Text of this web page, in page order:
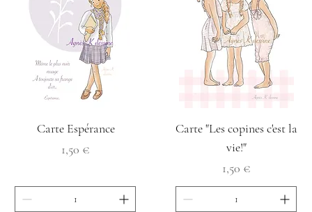
Carte Espérance
Prix
1,50 €
Carte "Les copines c'est la
vie!"
Prix
1,50 €